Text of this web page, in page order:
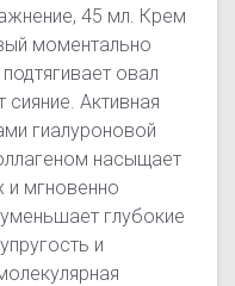
45 мл. Крем
моментально
овал
Активная
гиалуроновой
насыщает
и мгновенно
глубокие
и